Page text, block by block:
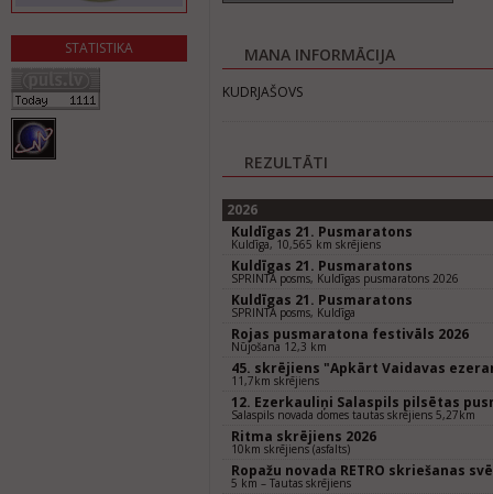
STATISTIKA MANA INFORMĀCIJA
KUDRJAŠOVS
REZULTĀTI
2026
Kuldīgas 21. Pusmaratons
Kuldīga, 10,565 km skrējiens
Kuldīgas 21. Pusmaratons
SPRINTA posms, Kuldīgas pusmaratons 2026
Kuldīgas 21. Pusmaratons
SPRINTA posms, Kuldīga
Rojas pusmaratona festivāls 2026
Nūjošana 12,3 km
45. skrējiens "Apkārt Vaidavas
11,7km skrējiens
12. Ezerkauliņi Salaspils pilsētas
Salaspils novada domes tautas skrējiens 5,27km
Ritma skrējiens 2026
10km skrējiens (asfalts)
Ropažu novada RETRO skriešanas
5 km – Tautas skrējiens